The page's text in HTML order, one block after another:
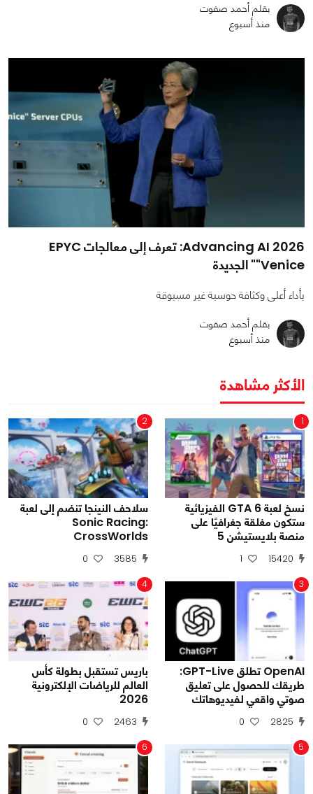
بقلم أحمد صفوت
منذ أسبوع
Advancing AI 2026: تعرف إلى معالجات EPYC
"Venice" الجديدة
بأداء أعلى وكثافة حوسبة غير مسبوقة
بقلم أحمد صفوت
منذ أسبوع
الأكثر مشاهدة
1
نسخ لعبة GTA 6 الفيزيائية
ستكون مغلقة جغرافيًا على
منصة بلايستيشن 5
15420
1
2
سلاحف النينجا تنضم إلى لعبة
Sonic Racing:
CrossWorlds
3585
0
3
OpenAI تطلق GPT-Live:
طريقك للحصول على تعليق
صوتي واقعي لفيديوهاتك
2825
0
4
باريس تستقبل بطولة كأس
العالم للرياضات الإلكترونية
2026
2463
0
5
6